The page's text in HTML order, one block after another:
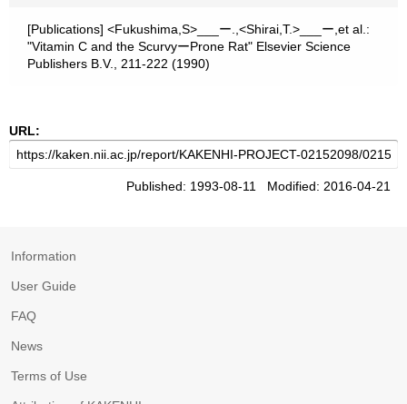
[Publications] <Fukushima,S>___ー.,<Shirai,T.>___ー,et al.:
"Vitamin C and the ScurvyーProne Rat" Elsevier Science
Publishers B.V., 211-222 (1990)
URL:
Published: 1993-08-11 Modified: 2016-04-21
Information
User Guide
FAQ
News
Terms of Use